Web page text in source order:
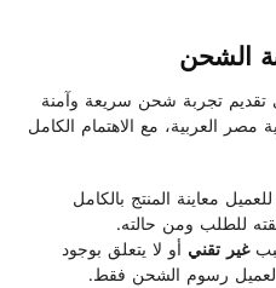
الشحن
تجربة شحن سريعة وآمنة
مصر العربية، مع الاهتمام الكامل
معاينة المنتج بالكامل
للطلب ومن حالته.
غير تقني أو لا يتعلق بوجود
رسوم الشحن فقط.